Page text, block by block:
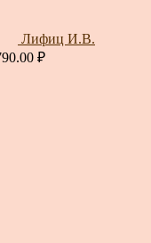
Лифиц И.В.
₽